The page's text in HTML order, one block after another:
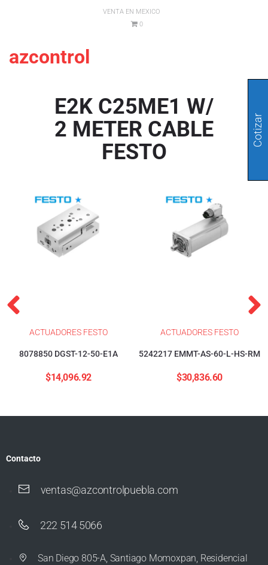
VENTA EN MEXICO
0
azcontrol
E2K C25ME1 W/
2 METER CABLE
FESTO
ACTUADORES FESTO
8078850 DGST-12-50-E1A
$14,096.92
ACTUADORES FESTO
5242217 EMMT-AS-60-L-HS-RM
$30,836.60
Contacto
ventas@azcontrolpuebla.com
222 514 5066
San Diego 805-A, Santiago Momoxpan, Residencial
Cotizar